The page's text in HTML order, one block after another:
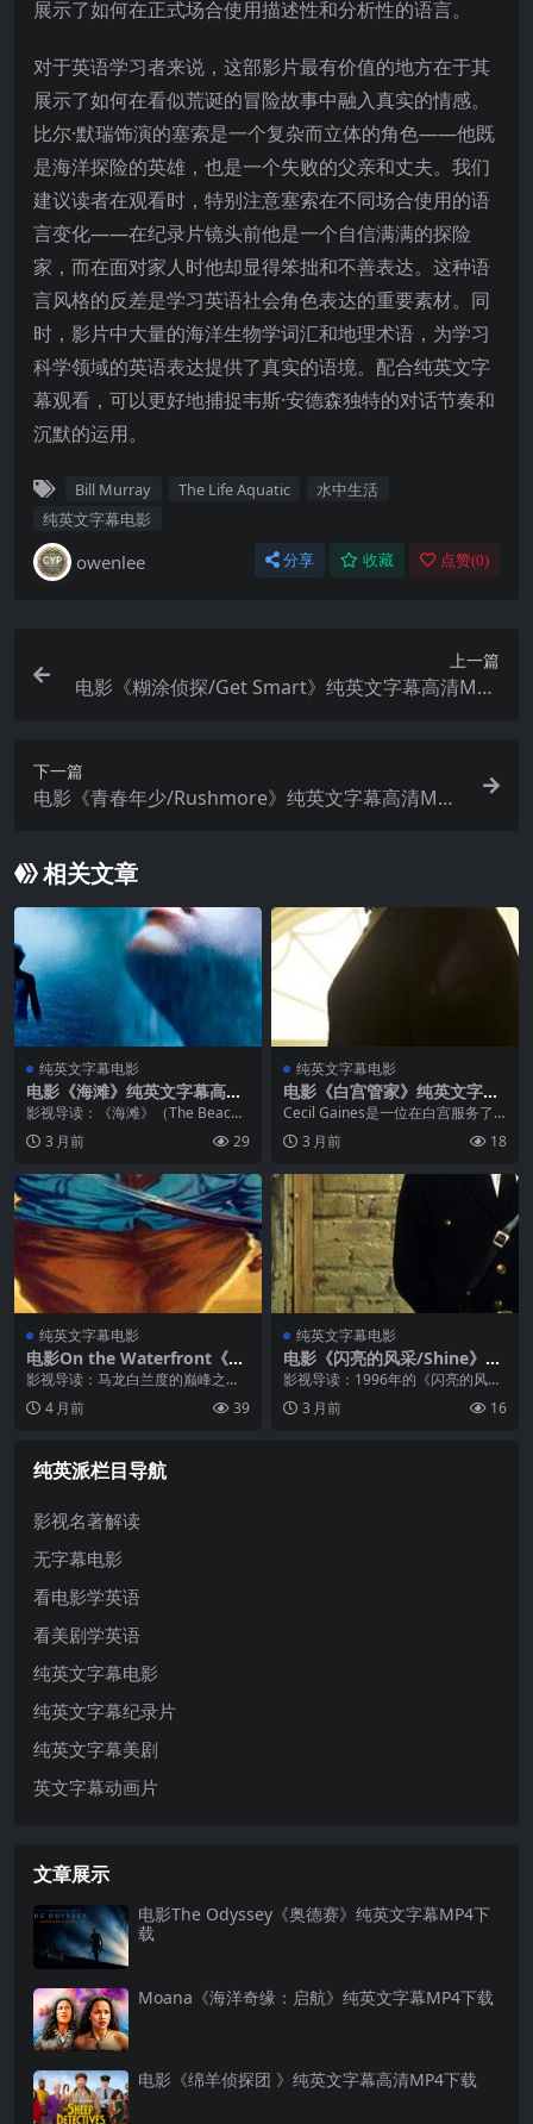
展示了如何在正式场合使用描述性和分析性的语言。
对于英语学习者来说，这部影片最有价值的地方在于其
展示了如何在看似荒诞的冒险故事中融入真实的情感。
比尔·默瑞饰演的塞索是一个复杂而立体的角色——他既
是海洋探险的英雄，也是一个失败的父亲和丈夫。我们
建议读者在观看时，特别注意塞索在不同场合使用的语
言变化——在纪录片镜头前他是一个自信满满的探险
家，而在面对家人时他却显得笨拙和不善表达。这种语
言风格的反差是学习英语社会角色表达的重要素材。同
时，影片中大量的海洋生物学词汇和地理术语，为学习
科学领域的英语表达提供了真实的语境。配合纯英文字
幕观看，可以更好地捕捉韦斯·安德森独特的对话节奏和
沉默的运用。
Bill Murray The Life Aquatic
水中生活
纯英文字幕电影
owenlee 分享 收藏 点赞(0)
上一篇
电影《糊涂侦探/Get Smart》纯英文字幕高清MP4
下一篇
电影《青春年少/Rushmore》纯英文字幕高清MP4
相关文章
纯英文字幕电影
电影《海滩》纯英文字幕高清
MP4下载
影视导读：《海滩》（The Beac
h）由丹尼·博伊尔执导，莱昂纳多·
迪卡普里奥饰演追寻乌托邦梦想的
曼谷后偶然获得一张神秘地图，
按...
3 月前 29
纯英文字幕电影
电影《白宫管家》纯英文字幕
高清MP4下载
Cecil Gaines是一位在白宫服务了
三十年的资深管家，他从杜鲁门总
统开始，一直服务到里根总统。在
史上最动荡的一些时刻—...
3 月前 18
纯英文字幕电影
电影On the Waterfront《码
头风云》纯英文字幕MP4下载
影视导读：马龙白兰度的巅峰之
作，1954年奥斯卡最佳影片。故事
发生在纽约港口的码头，工人特era
动，...
4 月前 39
纯英文字幕电影
电影《闪亮的风采/Shine》纯
英文字幕高清MP4下载
影视导读：1996年的《闪亮的风
采》是澳大利亚钢琴家大卫·赫夫考
的真实人生改编电影，杰弗里·拉什
3 月前 16
纯英派栏目导航
影视名著解读
无字幕电影
看电影学英语
看美剧学英语
纯英文字幕电影
纯英文字幕纪录片
纯英文字幕美剧
英文字幕动画片
文章展示
电影The Odyssey《奥德赛》纯英文字幕MP4下
载
Moana《海洋奇缘：启航》纯英文字幕MP4下载
电影《绵羊侦探团 》纯英文字幕高清MP4下载